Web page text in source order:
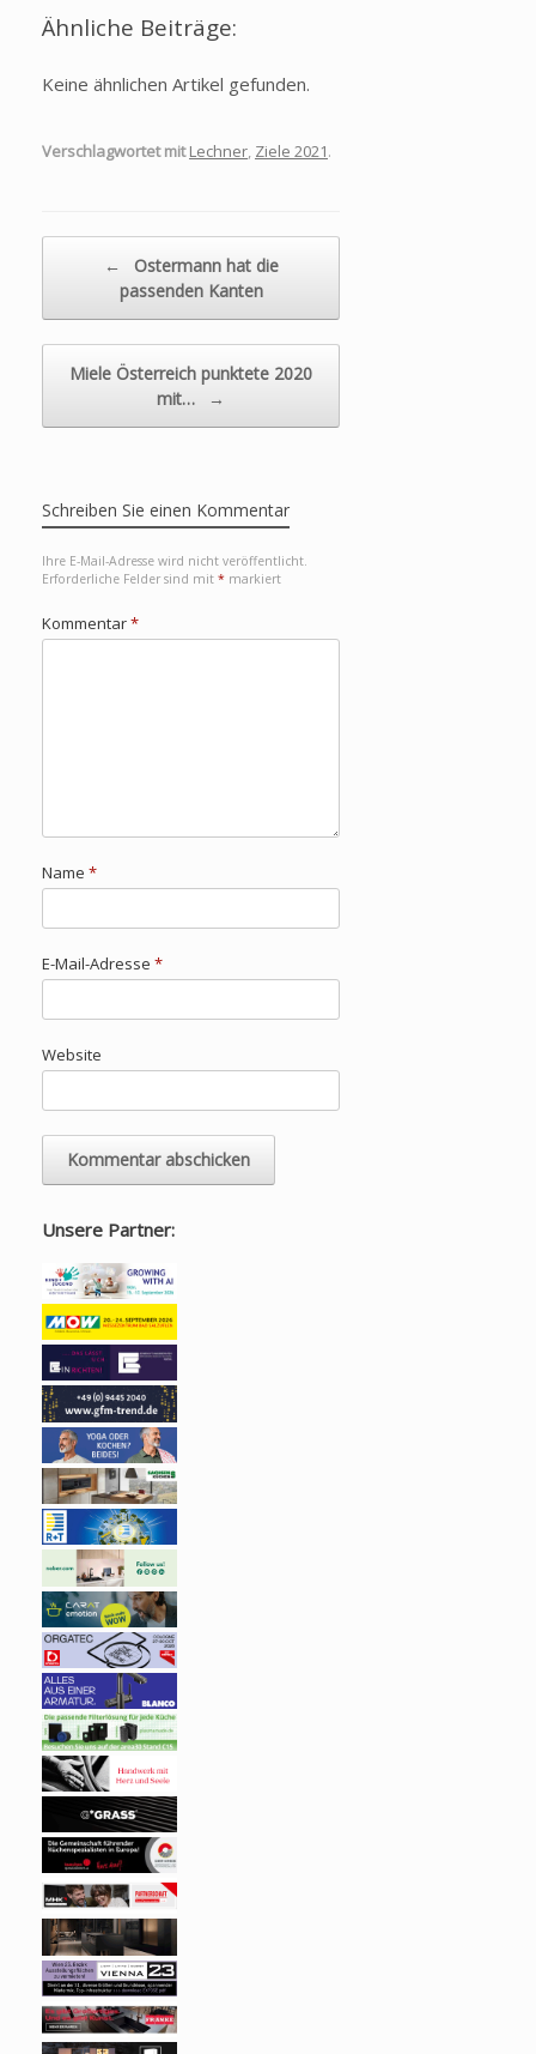
Ähnliche Beiträge:
Keine ähnlichen Artikel gefunden.
Verschlagwortet mit Lechner, Ziele 2021.
←
Ostermann hat die
passenden Kanten
Miele Österreich punktete 2020
mit…
→
Schreiben Sie einen Kommentar
Ihre E-Mail-Adresse wird nicht veröffentlicht.
Erforderliche Felder sind mit * markiert
Kommentar*
Name *
E-Mail-Adresse *
Website
Unsere Partner: